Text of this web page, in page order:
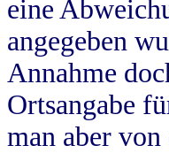
eine
angegeben
Annahme
Ortsangabe
man aber